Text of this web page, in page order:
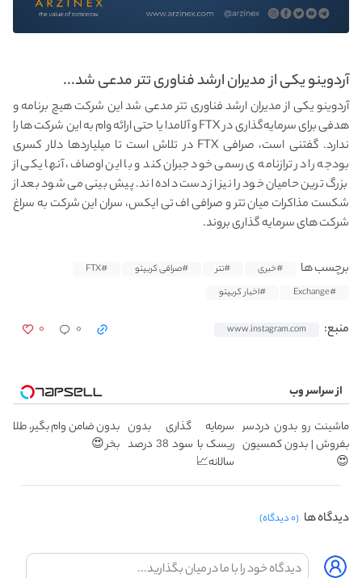
آردوینو یکی از مدیران ارشد فناوری تتر مدعی شد...
آردوینو یکی از مدیران ارشد فناوری تتر مدعی شد این شرکت هیچ برنامه و
هدفی برای سرمایه‌گذاری در FTX و آلامدا یا حتی ارائه وام به این شرکت‌ ها را
ندارد. گفتنی است، صرافی FTX در تلاش است تا میلیاردها دلار کسری
بودجه را در ترازنامه ی رسمی خود جبران کند و با این اوصاف، آنها یکی از
بزرگ ترین حامیان خود را نیز از دست داده اند. پیش بینی می شود بعد از
شکست مذاکرات میان تتر و صرافی اف تی ایکس، سران این شرکت به سراغ
شرکت های سرمایه گذاری بروند.
برچسب ها #خبری #تتر #صرافی کریپتو
#FTX
#Exchange
#اخبار کریپتو
منبع: www.instagram.com ۰ ۰
از سراسر وب
ماشینت رو بدون دردسر
بفروش | بدون کمسیون
😍
سرمایه گذاری بدون
ریسک با سود 38 درصد
سالانه📈
بدون ضامن وام بگیر، طلا
بخر 😍
دیدگاه ها (۰ دیدگاه)